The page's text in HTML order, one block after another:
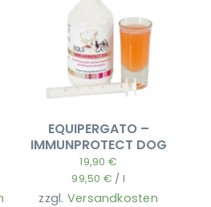
EQUIPERGATO –
IMMUNPROTECT DOG
19,90 €
99,50 € / l
zzgl. Versandkosten